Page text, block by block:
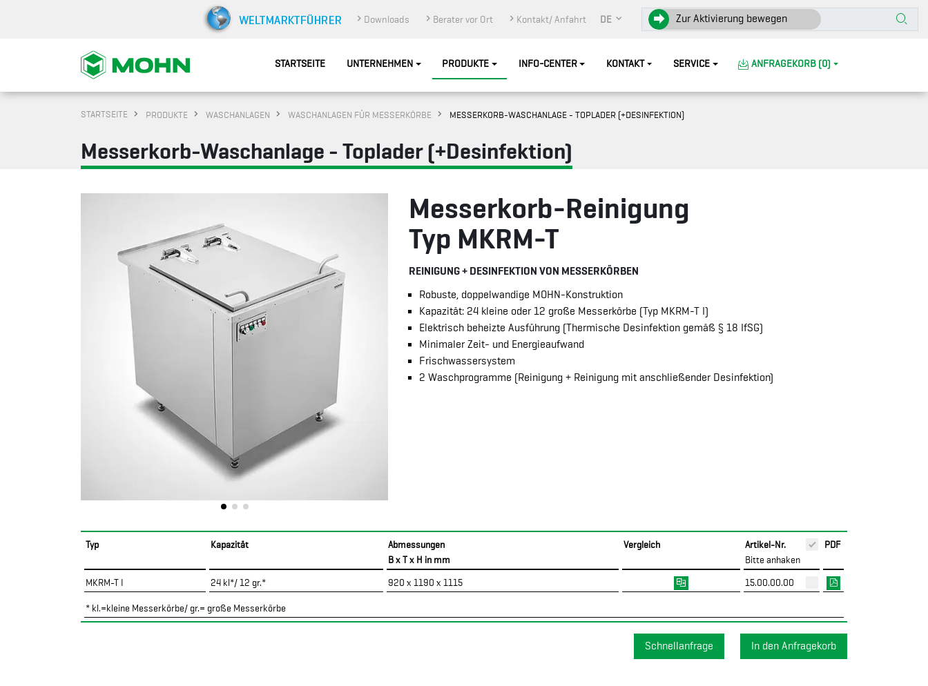
Downloads Berater vor Ort Kontakt/ Anfahrt DE Zur Aktivierung bewegen
STARTSEITE UNTERNEHMEN PRODUKTE INFO-CENTER KONTAKT SERVICE ANFRAGEKORB (0)
STARTSEITE PRODUKTE WASCHANLAGEN WASCHANLAGEN FÜR MESSERKÖRBE MESSERKORB-WASCHANLAGE - TOPLADER (+DESINFEKTION)
Messerkorb-Waschanlage - Toplader (+Desinfektion)
Messerkorb-Reinigung
Typ MKRM-T
REINIGUNG + DESINFEKTION VON MESSERKÖRBEN
Robuste, doppelwandige MOHN-Konstruktion
Kapazität: 24 kleine oder 12 große Messerkörbe (Typ MKRM-T I)
Elektrisch beheizte Ausführung (Thermische Desinfektion gemäß § 18 IfSG)
Minimaler Zeit- und Energieaufwand
Frischwassersystem
2 Waschprogramme (Reinigung + Reinigung mit anschließender Desinfektion)
Typ Kapazität
Abmessungen
B x T x H in mm
Vergleich
Artikel-Nr.
Bitte anhaken
PDF
MKRM-T I 24 kl*/ 12 gr.* 920 x 1190 x 1115 15.00.00.00
* kl.=kleine Messerkörbe/ gr.= große Messerkörbe
Schnellanfrage